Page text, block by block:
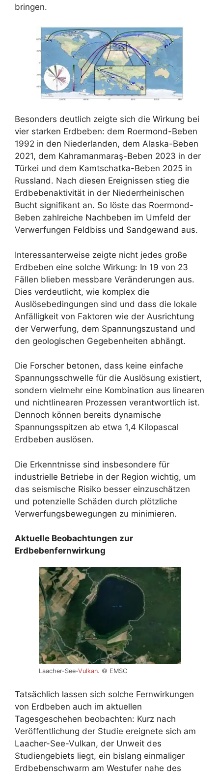
bringen.
Besonders deutlich zeigte sich die Wirkung bei
vier starken Erdbeben: dem Roermond-Beben
1992 in den Niederlanden, dem Alaska-Beben
2021, dem Kahramanmaraş-Beben 2023 in der
Türkei und dem Kamtschatka-Beben 2025 in
Russland. Nach diesen Ereignissen stieg die
Erdbebenaktivität in der Niederrheinischen
Bucht signifikant an. So löste das Roermond-
Beben zahlreiche Nachbeben im Umfeld der
Verwerfungen Feldbiss und Sandgewand aus.
Interessanterweise zeigte nicht jedes große
Erdbeben eine solche Wirkung: In 19 von 23
Fällen blieben messbare Veränderungen aus.
Dies verdeutlicht, wie komplex die
Auslösebedingungen sind und dass die lokale
Anfälligkeit von Faktoren wie der Ausrichtung
der Verwerfung, dem Spannungszustand und
den geologischen Gegebenheiten abhängt.
Die Forscher betonen, dass keine einfache
Spannungsschwelle für die Auslösung existiert,
sondern vielmehr eine Kombination aus linearen
und nichtlinearen Prozessen verantwortlich ist.
Dennoch können bereits dynamische
Spannungsspitzen ab etwa 1,4 Kilopascal
Erdbeben auslösen.
Die Erkenntnisse sind insbesondere für
industrielle Betriebe in der Region wichtig, um
das seismische Risiko besser einzuschätzen
und potenzielle Schäden durch plötzliche
Verwerfungsbewegungen zu minimieren.
Aktuelle Beobachtungen zur
Erdbebenfernwirkung
Laacher-See-Vulkan. © EMSC
Tatsächlich lassen sich solche Fernwirkungen
von Erdbeben auch im aktuellen
Tagesgeschehen beobachten: Kurz nach
Veröffentlichung der Studie ereignete sich am
Laacher-See-Vulkan, der Unweit des
Studiengebiets liegt, ein bislang einmaliger
Erdbebenschwarm am Westufer nahe des